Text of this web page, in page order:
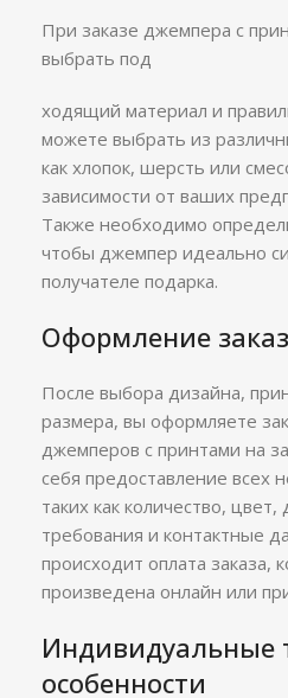
При заказе джемпера с
выбрать под
ходящий материал и
можете выбрать из
как хлопок, шерсть или
зависимости от ваших
Также необходимо
чтобы джемпер идеально
получателе подарка.
Оформление
После выбора дизайна,
размера, вы оформляете
джемперов с принтами на
себя предоставление всех
таких как количество,
требования и контактные
происходит оплата заказа,
произведена онлайн или
Индивидуальные
особенности